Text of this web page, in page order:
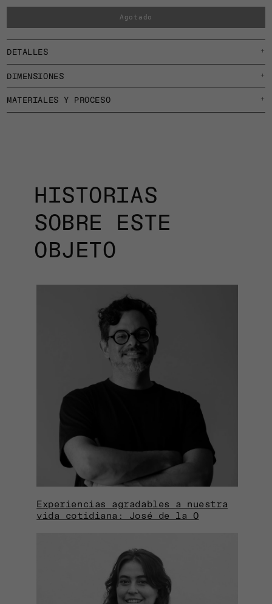
Agotado
DETALLES +
DIMENSIONES +
MATERIALES Y PROCESO +
HISTORIAS
SOBRE ESTE
OBJETO
Experiencias agradables a nuestra
vida cotidiana: José de la O